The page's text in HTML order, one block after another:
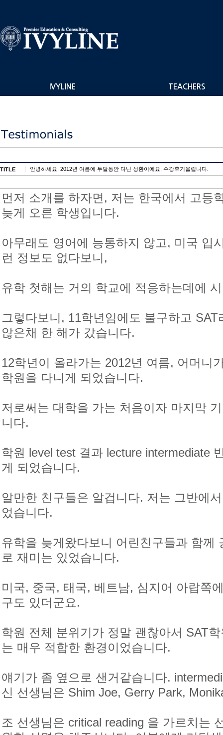
IVYLINE TEACHERS
TITLE 안녕하세요. 2012년 여름에 두달동안 다닌 성환이에요. 수강후기올립니다.
먼저 소개를 하자면, 저는 한국에서 고등
늦게 오른 학생입니다.
아무래도 영어에 능통하지 않고, 미국 입
런 정보도 없다보니,
유학 첫해는 거의 학교에 적응하는데에
그렇다보니, 11학년임에도 불구하고
않은채 한 해가 갔습니다.
12학년이 올라가는 2012년 여름, 어머니
학원을 다니게 되었습니다.
저로써는 대학을 가는 처음이자 마지막
니다.
학원 level test 결과 lecture intermediate
게 되었습니다.
알만한 친구들은 알겁니다. 저는 그반에
었습니다.
유학을 늦게왔다보니 어린친구들과 함께
로 재미는 있었습니다.
미국, 중국, 태국, 베트남, 심지어 아랍쪽
구도 있더군요.
학원 전체 분위기가 정말 괜찮아서 SAT
는 매우 적합한 환경이었습니다.
얘기가 좀 옆으로 샌거같습니다.
신 선생님은 Shim Joe, Gerry Park,
조 선생님은 critical reading 을 가르치는